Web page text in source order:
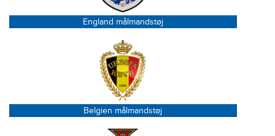
England målmandstøj
Belgien målmandstøj